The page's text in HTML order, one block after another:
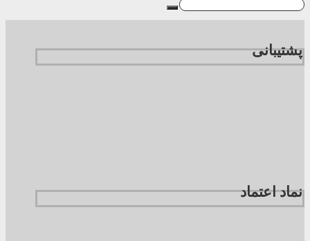
پشتیبانی
نماد اعتماد